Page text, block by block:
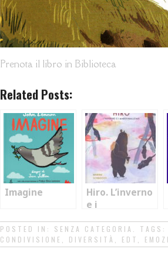
Prenota il libro in Biblioteca
Related Posts:
Imagine
Hiro. L’inverno
e i
POSTED IN: SENZA CATEGORIA . TAGS:
CONDIVISIONE
DIVERSITÀ EDT